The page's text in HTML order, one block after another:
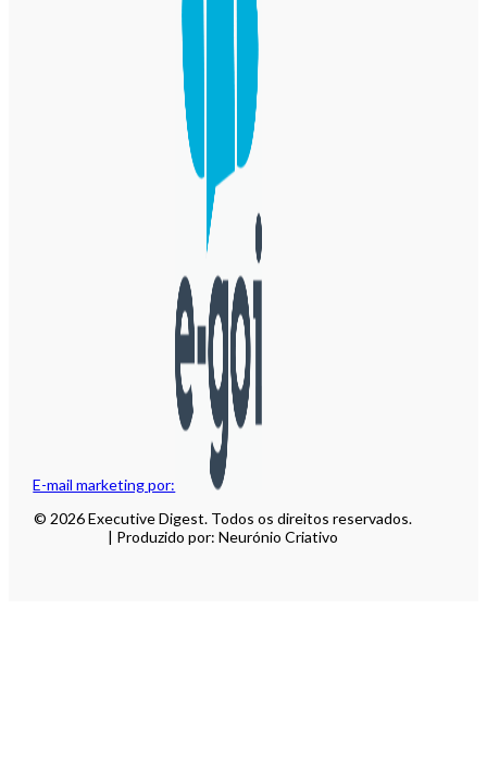
E-mail marketing por:
© 2026 Executive Digest. Todos os direitos reservados.
| Produzido por: Neurónio Criativo